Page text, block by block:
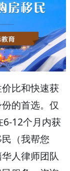
比和快速获
的首选。仅
6-12个月内获
（我帮您
人律师团队